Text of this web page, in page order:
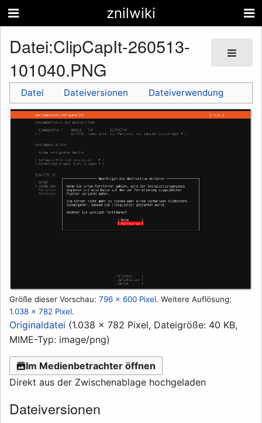
znilwiki
Datei:ClipCapIt-260513-
101040.PNG
Datei Dateiversionen Dateiverwendung
Größe dieser Vorschau: 796 × 600 Pixel. Weitere Auflösung:
1.038 × 782 Pixel.
Originaldatei (1.038 × 782 Pixel, Dateigröße: 40 KB,
MIME-Typ: image/png)
Im Medienbetrachter öffnen
Direkt aus der Zwischenablage hochgeladen
Dateiversionen